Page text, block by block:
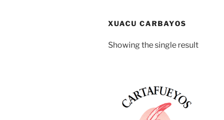
XUACU CARBAYOS
Showing the single result